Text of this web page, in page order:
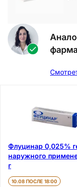
Флуцинар 0,025%
наружного
г
10.08 ПОСЛЕ 18:00